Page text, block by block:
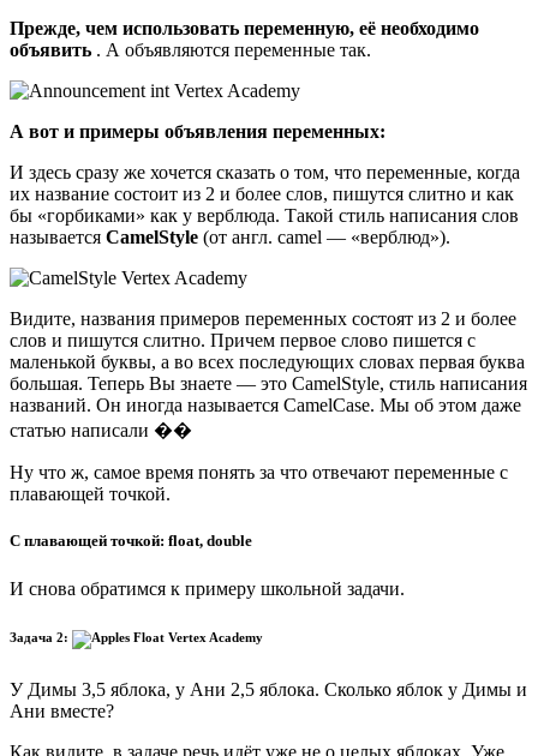
Прежде, чем использовать переменную, её необходимо
объявить . А объявляются переменные так.
А вот и примеры объявления переменных:
И здесь сразу же хочется сказать о том, что переменные, когда
их название состоит из 2 и более слов, пишутся слитно и как
бы «горбиками» как у верблюда. Такой стиль написания слов
называется CamelStyle (от англ. camel — «верблюд»).
Видите, названия примеров переменных состоят из 2 и более
слов и пишутся слитно. Причем первое слово пишется с
маленькой буквы, а во всех последующих словах первая буква
большая. Теперь Вы знаете — это CamelStyle, стиль написания
названий. Он иногда называется CamelCase. Мы об этом даже
статью написали ��
Ну что ж, самое время понять за что отвечают переменные с
плавающей точкой.
С плавающей точкой: float, double
И снова обратимся к примеру школьной задачи.
Задача 2:
У Димы 3,5 яблока, у Ани 2,5 яблока. Сколько яблок у Димы и
Ани вместе?
Как видите, в задаче речь идёт уже не о целых яблоках. Уже